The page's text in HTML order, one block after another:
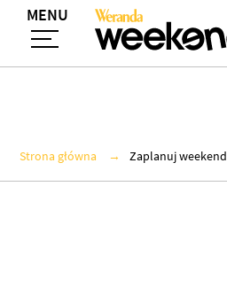
MENU
Strona główna Zaplanuj weekend